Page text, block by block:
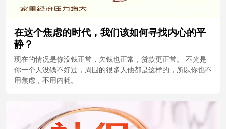
在这个焦虑的时代，我们该如何寻找内心的平
静？
现在的情况是你没钱正常，欠钱也正常，贷款更正常。 不光是
你一个人没钱不好过，周围的很多人他都是这样的，所以你也不
用焦虑，不用内耗。